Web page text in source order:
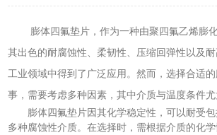
膨体四氟垫片，作为一种由聚四氟乙烯膨化
其出色的耐腐蚀性、柔韧性、压缩回弹性以及
工业领域中得到了广泛应用。然而，选择合适
事，需要考虑多种因素，其中介质与温度条件尤
膨体四氟垫片因其化学稳定性，可以耐受包
多种腐蚀性介质。在选择时，需根据介质的化